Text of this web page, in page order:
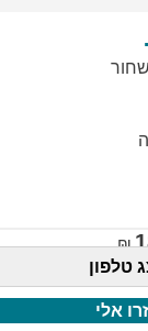
שחור
טלפון
אלי